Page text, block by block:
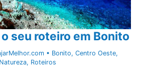
seu roteiro em Bonito
• Bonito,Centro Oeste,
Natureza, Roteiros